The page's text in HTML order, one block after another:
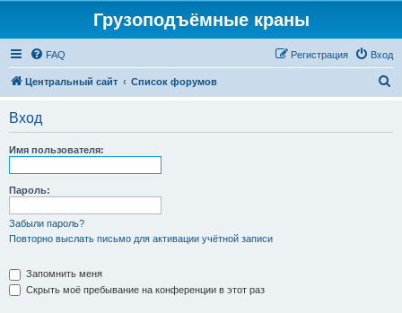
Грузоподъёмные краны
FAQ Вход
Регистрация
Центральный сайт Список форумов
Вход
Имя пользователя:
Пароль:
Забыли пароль?
Повторно выслать письмо для активации учётной записи
Запомнить меня
Скрыть моё пребывание на конференции в этот раз